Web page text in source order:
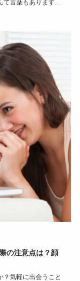
て言葉もあります
の注意点は？顔
？気軽に出会うこと